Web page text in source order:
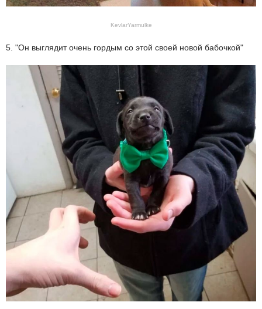
KevlarYarmulke
5. "Он выглядит очень гордым со этой своей новой бабочкой"